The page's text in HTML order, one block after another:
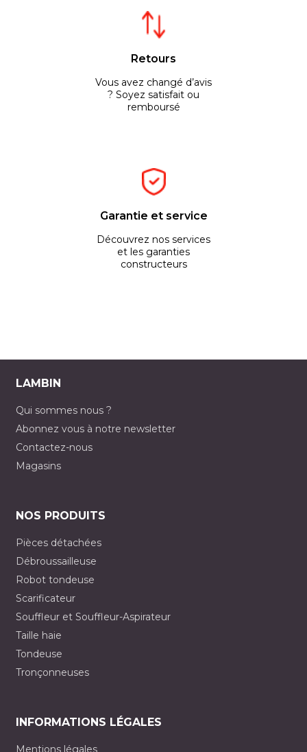
Retours
Vous avez changé d’avis
? Soyez satisfait ou
remboursé
Garantie et service
Découvrez nos services
et les garanties
constructeurs
LAMBIN
Qui sommes nous ?
Abonnez vous à notre newsletter
Contactez-nous
Magasins
NOS PRODUITS
Pièces détachées
Débroussailleuse
Robot tondeuse
Scarificateur
Souffleur et Souffleur-Aspirateur
Taille haie
Tondeuse
Tronçonneuses
INFORMATIONS LÉGALES
Mentions légales